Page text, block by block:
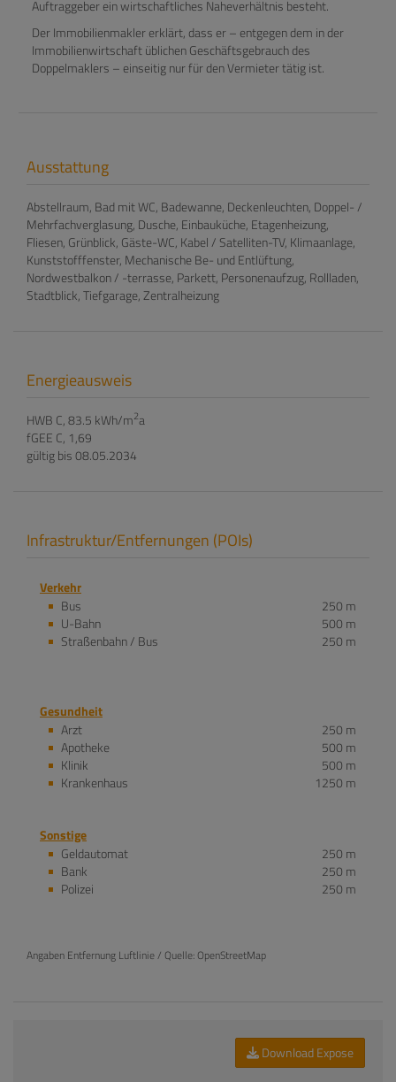
Auftraggeber ein wirtschaftliches Naheverhältnis besteht.
Der Immobilienmakler erklärt, dass er – entgegen dem in der
Immobilienwirtschaft üblichen Geschäftsgebrauch des
Doppelmaklers – einseitig nur für den Vermieter tätig ist.
Ausstattung
Abstellraum Bad mit WC Badewanne Deckenleuchten Doppel- /
Mehrfachverglasung Dusche Einbauküche Etagenheizung
Fliesen Grünblick Gäste-WC Kabel / Satelliten-TV Klimaanlage
Kunststofffenster Mechanische Be- und Entlüftung
Nordwestbalkon / -terrasse Parkett Personenaufzug Rollladen
Stadtblick Tiefgarage Zentralheizung
Energieausweis
HWB C, 83.5 kWh/m2a
fGEE C, 1,69
gültig bis08.05.2034
Infrastruktur/Entfernungen (POIs)
Verkehr
Bus
250 m
U-Bahn
500 m
Straßenbahn / Bus
250 m
Gesundheit
Arzt
250 m
Apotheke
500 m
Klinik
500 m
Krankenhaus
1250 m
Sonstige
Geldautomat
250 m
Bank
250 m
Polizei
250 m
Angaben Entfernung Luftlinie / Quelle: OpenStreetMap
Download Expose